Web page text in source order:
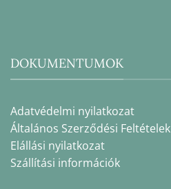
DOKUMENTUMOK
Adatvédelmi nyilatkozat
Általános Szerződési Feltételek
Elállási nyilatkozat
Szállítási információk